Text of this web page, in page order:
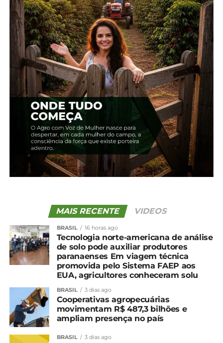
fevereiro com novas altas
7 de fevereiro, 2025
Em "Brasil"
preços dos ovos seguem
enfraquecidos
15 de julho, 2024
Em "Brasil"
Ovos: Após caírem por
cinco meses seguidos,
preços reagem em
fevereiro
20 de fevereiro, 2026
Em "Brasil"
TÓPICOS RELACIONADOS:
UP NEXT
Embora moderada, La Niña coloca produtor
em alerta
MAIS RECENTE VIDEOS
BRASIL 16 horas ago
Tecnologia norte-americana de análise
de solo pode auxiliar produtores
paranaenses Em viagem técnica
promovida pelo Sistema FAEP aos
EUA, agricultores conheceram solu
BRASIL 3 dias ago
Cooperativas agropecuárias
movimentam R$ 487,3 bilhões e
ampliam presença no país
BRASIL 3 dias ago